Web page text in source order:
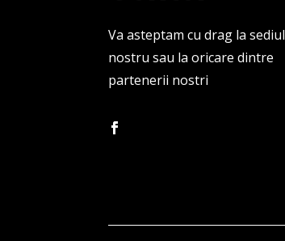
Va asteptam cu drag la sediul
nostru sau la oricare dintre
partenerii nostri